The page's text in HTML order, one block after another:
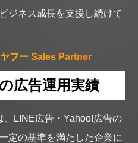
ジネス成長を支援し続けて
フー Sales Partner
広告運用実績
、LINE広告・Yahoo!広告の
定の基準を満たした企業に